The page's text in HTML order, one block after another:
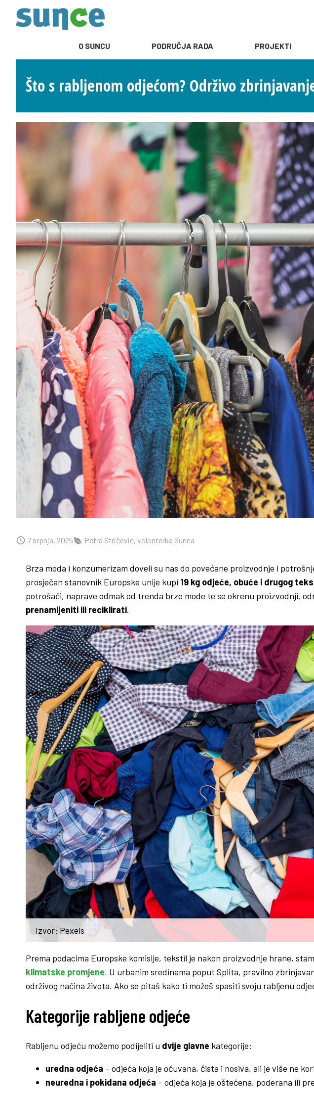
O SUNCU PODRUČJA RADA PROJEKTI
Što s rabljenom odjećom? Održivo
7 srpnja, 2025 Petra Stričević, volonterka Sunca
Brza moda i konzumerizam doveli su nas do povećane proizvodnje i
prosječan stanovnik Europske unije kupi 19 kg odjeće, obuće i drugog
potrošači, naprave odmak od trenda brze mode te se okrenu proizvodnji,
prenamijeniti ili reciklirati.
Izvor: Pexels
Prema podacima Europske komisije, tekstil je nakon proizvodnje hrane,
klimatske promjene. U urbanim sredinama poput Splita, pravilno
održivog načina života. Ako se pitaš kako ti možeš spasiti svoju rabljenu
Kategorije rabljene odjeće
Rabljenu odjeću možemo podijeliti u dvije glavne kategorije:
uredna odjeća – odjeća koja je očuvana, čista i nosiva, ali je više ne
neuredna i pokidana odjeća – odjeća koja je oštećena, poderana ili